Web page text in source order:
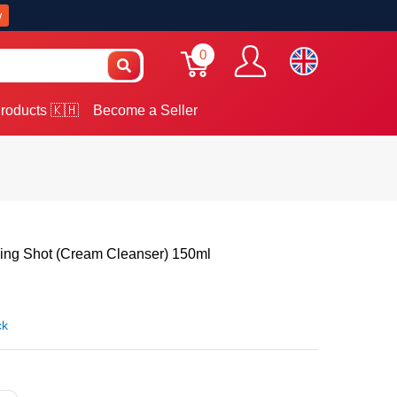
0
🇰🇭 Become a Seller
Shot (Cream Cleanser) 150ml